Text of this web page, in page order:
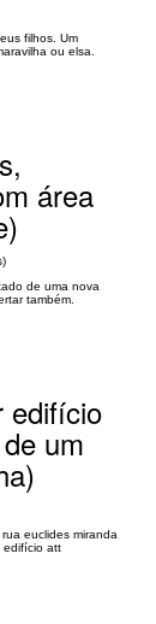
filhos. Um
ou elsa.
área
de uma nova
também.
edifício
um
euclides miranda
edifício att